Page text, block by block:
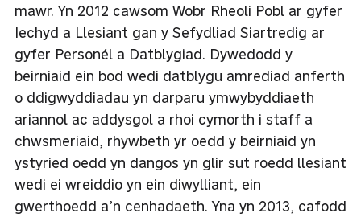
mawr. Yn 2012 cawsom Wobr Rheoli Pobl ar gyfer
Iechyd a Llesiant gan y Sefydliad Siartredig ar
gyfer Personél a Datblygiad. Dywedodd y
beirniaid ein bod wedi datblygu amrediad anferth
o ddigwyddiadau yn darparu ymwybyddiaeth
ariannol ac addysgol a rhoi cymorth i staff a
chwsmeriaid, rhywbeth yr oedd y beirniaid yn
ystyried oedd yn dangos yn glir sut roedd llesiant
wedi ei wreiddio yn ein diwylliant, ein
gwerthoedd a’n cenhadaeth. Yna yn 2013, cafodd